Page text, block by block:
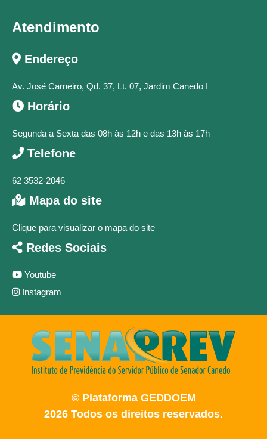
Atendimento
Endereço
Av. José Carneiro, Qd. 37, Lt. 07, Jardim Canedo I
Horário
Segunda a Sexta das 08h às 12h e das 13h às 17h
Telefone
62 3532-2046
Mapa do site
Clique para visualizar o mapa do site
Redes Sociais
Youtube
Instagram
© Plataforma GEDDOEM
2026 Todos os direitos reservados.